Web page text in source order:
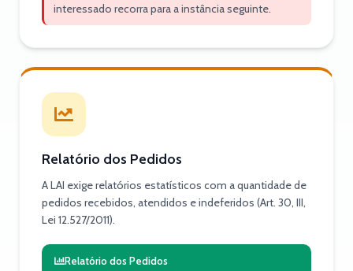
interessado recorra para a instância seguinte.
Relatório dos Pedidos
A LAI exige relatórios estatísticos com a quantidade de
pedidos recebidos, atendidos e indeferidos (Art. 30, III,
Lei 12.527/2011).
Relatório dos Pedidos